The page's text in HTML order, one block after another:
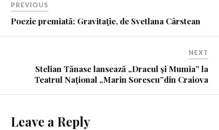
PREVIOUS
Poezie premiată: Gravitaţie, de Svetlana Cârstean
NEXT
Stelian Tănase lansează „Dracul şi Mumia” la
Teatrul Naţional „Marin Sorescu”din Craiova
Leave a Reply